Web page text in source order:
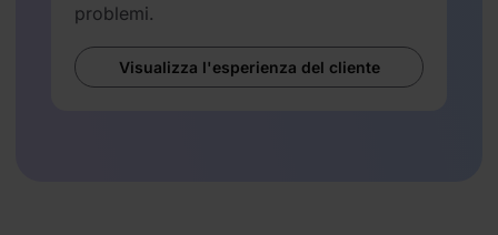
problemi.
Visualizza l'esperienza del cliente